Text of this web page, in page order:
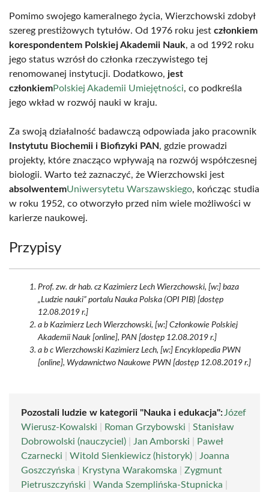
Pomimo swojego kameralnego życia, Wierzchowski zdobył
szereg prestiżowych tytułów. Od 1976 roku jest członkiem
korespondentem Polskiej Akademii Nauk, a od 1992 roku
jego status wzrósł do członka rzeczywistego tej
renomowanej instytucji. Dodatkowo, jest
członkiemPolskiej Akademii Umiejętności, co podkreśla
jego wkład w rozwój nauki w kraju.
Za swoją działalność badawczą odpowiada jako pracownik
Instytutu Biochemii i Biofizyki PAN, gdzie prowadzi
projekty, które znacząco wpływają na rozwój współczesnej
biologii. Warto też zaznaczyć, że Wierzchowski jest
absolwentemUniwersytetu Warszawskiego, kończąc studia
w roku 1952, co otworzyło przed nim wiele możliwości w
karierze naukowej.
Przypisy
Prof. zw. dr hab. cz Kazimierz Lech Wierzchowski, [w:] baza
„Ludzie nauki” portalu Nauka Polska (OPI PIB) [dostęp
12.08.2019 r.]
a b Kazimierz Lech Wierzchowski, [w:] Członkowie Polskiej
Akademii Nauk [online], PAN [dostęp 12.08.2019 r.]
a b c Wierzchowski Kazimierz Lech, [w:] Encyklopedia PWN
[online], Wydawnictwo Naukowe PWN [dostęp 12.08.2019 r.]
Pozostali ludzie w kategorii "Nauka i edukacja": Józef
Wierusz-Kowalski
Roman Grzybowski
Stanisław
Dobrowolski (nauczyciel)
Jan Amborski
Paweł
Czarnecki
Witold Sienkiewicz (historyk)
Joanna
Goszczyńska
Krystyna Warakomska
Zygmunt
Pietruszczyński
Wanda Szemplińska-Stupnicka